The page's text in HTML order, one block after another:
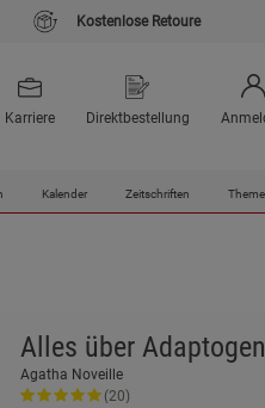
Kostenlose Retoure
Karriere Direktbestellung
Kalender Zeitschriften
Alles über
Agatha Noveille
(20)